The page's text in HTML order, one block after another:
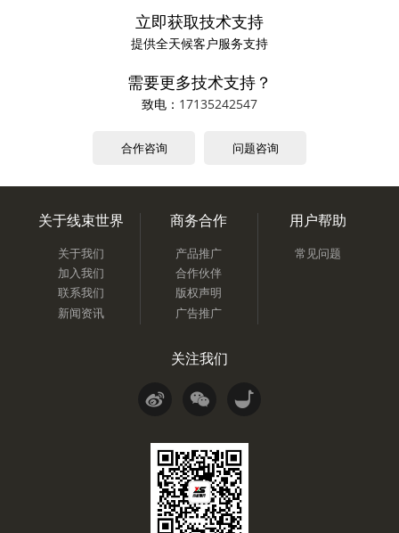
立即获取技术支持
提供全天候客户服务支持
需要更多技术支持？
致电： 17135242547
合作咨询 问题咨询
关于线束世界
关于我们
加入我们
联系我们
新闻资讯
商务合作
产品推广
合作伙伴
版权声明
广告推广
用户帮助
常见问题
关注我们